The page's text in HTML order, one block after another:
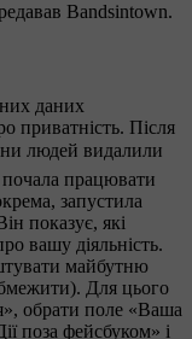
Bandsintown.
даних
приватність. Після
людей видалили
працювати
запустила
показує, які
вашу діяльність.
майбутню
Для цього
обрати поле «Ваша
поза фейсбуком» і